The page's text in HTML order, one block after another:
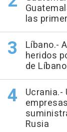
las
Líbano.-
heridos
de Líbano
Ucrania.-
Rusia